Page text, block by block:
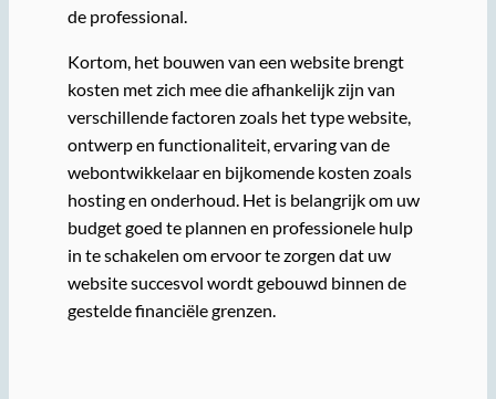
de professional.
Kortom, het bouwen van een website brengt
kosten met zich mee die afhankelijk zijn van
verschillende factoren zoals het type website,
ontwerp en functionaliteit, ervaring van de
webontwikkelaar en bijkomende kosten zoals
hosting en onderhoud. Het is belangrijk om uw
budget goed te plannen en professionele hulp
in te schakelen om ervoor te zorgen dat uw
website succesvol wordt gebouwd binnen de
gestelde financiële grenzen.